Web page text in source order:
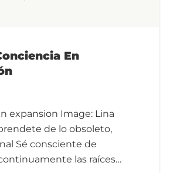
En
expansion Image: Lina
de lo obsoleto,
Sé consciente de
las raíces…